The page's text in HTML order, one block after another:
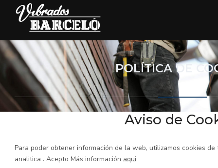
POLÍTICA DE
Aviso de
Para poder obtener información de la web, utilizamos cookies
analitica . Acepto Más información aqui